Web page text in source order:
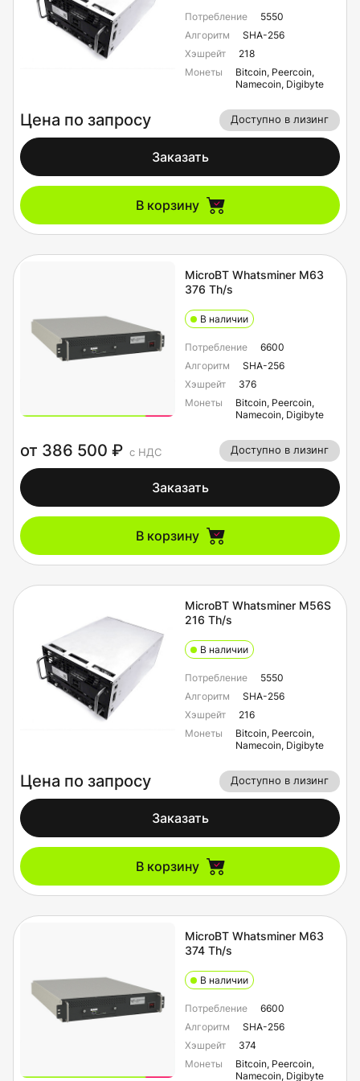
Потребление
5550
Алгоритм
SHA-256
Хэшрейт
218
Монеты
Bitcoin, Peercoin,
Namecoin, Digibyte
Цена по запросу Доступно в лизинг
Заказать
В корзину
MicroBT Whatsminer M63
376 Th/s
В наличии
Потребление
6600
Алгоритм
SHA-256
Хэшрейт
376
Монеты
Bitcoin, Peercoin,
Namecoin, Digibyte
от 386 500 ₽ с НДС Доступно в лизинг
Заказать
В корзину
MicroBT Whatsminer M56S
216 Th/s
В наличии
Потребление
5550
Алгоритм
SHA-256
Хэшрейт
216
Монеты
Bitcoin, Peercoin,
Namecoin, Digibyte
Цена по запросу Доступно в лизинг
Заказать
В корзину
MicroBT Whatsminer M63
374 Th/s
В наличии
Потребление
6600
Алгоритм
SHA-256
Хэшрейт
374
Монеты
Bitcoin, Peercoin,
Namecoin, Digibyte